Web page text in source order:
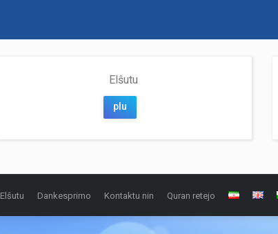
Elŝutu
plu
Elŝutu Dankesprimo Kontaktu nin Quran retejo